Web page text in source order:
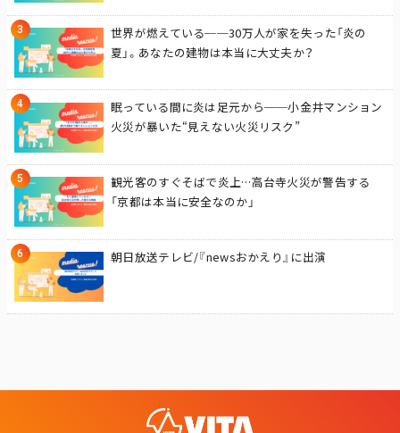
世界が燃えている──30万人が家を失った「炎の
夏」。あなたの建物は本当に大丈夫か？
眠っている間に炎は足元から──小金井マンション
火災が暴いた“見えない火災リスク”
観光客のすぐそばで炎上…高台寺火災が警告する
「京都は本当に安全なのか」
朝日放送テレビ/『newsおかえり』に出演